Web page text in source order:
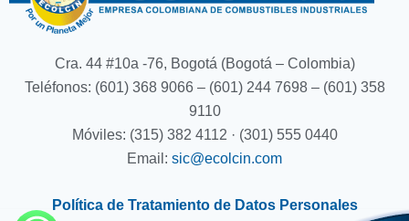
Cra. 44 #10a -76, Bogotá (Bogotá – Colombia)
Teléfonos: (601) 368 9066 – (601) 244 7698 – (601) 358
9110
Móviles: (315) 382 4112 · (301) 555 0440
Email: sic@ecolcin.com
Política de Tratamiento de Datos Personales